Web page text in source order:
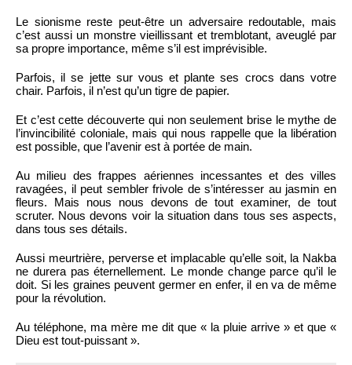
Le sionisme reste peut-être un adversaire redoutable, mais
c’est aussi un monstre vieillissant et tremblotant, aveuglé par
sa propre importance, même s’il est imprévisible.
Parfois, il se jette sur vous et plante ses crocs dans votre
chair. Parfois, il n’est qu’un tigre de papier.
Et c’est cette découverte qui non seulement brise le mythe de
l’invincibilité coloniale, mais qui nous rappelle que la libération
est possible, que l’avenir est à portée de main.
Au milieu des frappes aériennes incessantes et des villes
ravagées, il peut sembler frivole de s’intéresser au jasmin en
fleurs. Mais nous nous devons de tout examiner, de tout
scruter. Nous devons voir la situation dans tous ses aspects,
dans tous ses détails.
Aussi meurtrière, perverse et implacable qu’elle soit, la Nakba
ne durera pas éternellement. Le monde change parce qu’il le
doit. Si les graines peuvent germer en enfer, il en va de même
pour la révolution.
Au téléphone, ma mère me dit que « la pluie arrive » et que «
Dieu est tout-puissant ».